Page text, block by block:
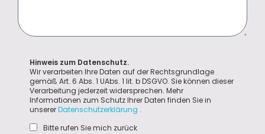
Hinweis zum Datenschutz.
Wir verarbeiten Ihre Daten auf der Rechtsgrundlage
gemäß Art. 6 Abs. 1 UAbs. 1 lit. b DSGVO. Sie können dieser
Verarbeitung jederzeit widersprechen. Mehr
Informationen zum Schutz Ihrer Daten finden Sie in
unsererDatenschutzerklärung .
Bitte rufen Sie mich zurück